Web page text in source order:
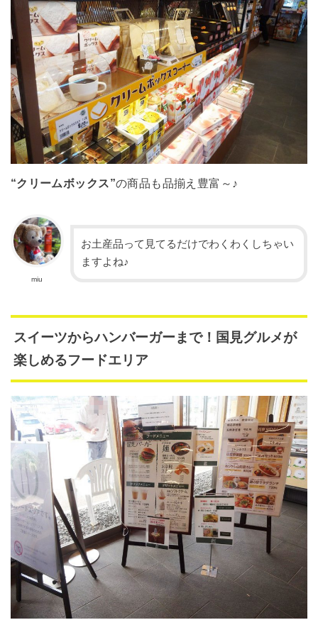
“クリームボックス”の商品も品揃え豊富～♪
miu
お土産品って見てるだけでわくわくしちゃい
ますよね♪
スイーツからハンバーガーまで！国見グルメが
楽しめるフードエリア